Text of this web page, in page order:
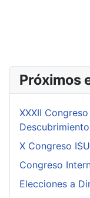
Próximos
XXXII
X Congreso
Congreso
Elecciones a